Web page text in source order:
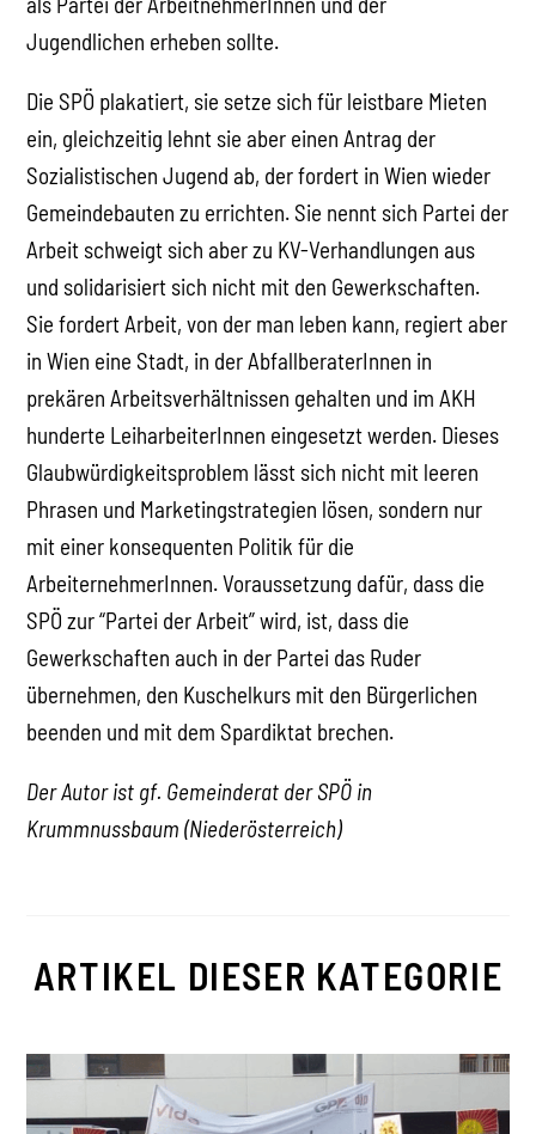
Jugendlichen erheben sollte.
Die SPÖ plakatiert, sie setze sich für leistbare Mieten
ein, gleichzeitig lehnt sie aber einen Antrag der
Sozialistischen Jugend ab, der fordert in Wien wieder
Gemeindebauten zu errichten. Sie nennt sich Partei der
Arbeit schweigt sich aber zu KV-Verhandlungen aus
und solidarisiert sich nicht mit den Gewerkschaften.
Sie fordert Arbeit, von der man leben kann, regiert aber
in Wien eine Stadt, in der AbfallberaterInnen in
prekären Arbeitsverhältnissen gehalten und im AKH
hunderte LeiharbeiterInnen eingesetzt werden. Dieses
Glaubwürdigkeitsproblem lässt sich nicht mit leeren
Phrasen und Marketingstrategien lösen, sondern nur
mit einer konsequenten Politik für die
ArbeiternehmerInnen. Voraussetzung dafür, dass die
SPÖ zur “Partei der Arbeit” wird, ist, dass die
Gewerkschaften auch in der Partei das Ruder
übernehmen, den Kuschelkurs mit den Bürgerlichen
beenden und mit dem Spardiktat brechen.
Der Autor ist gf. Gemeinderat der SPÖ in
Krummnussbaum (Niederösterreich)
ARTIKEL DIESER KATEGORIE